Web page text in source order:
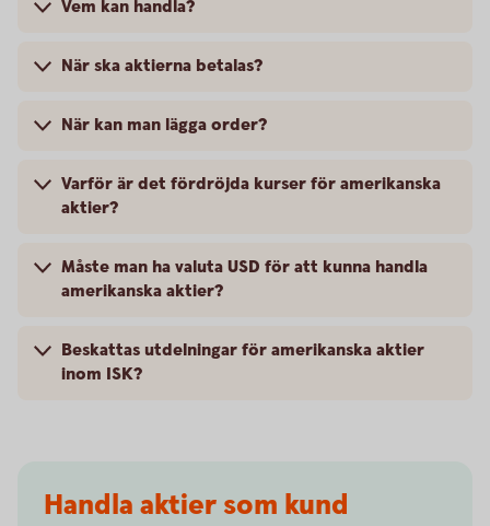
Vem kan handla?
När ska aktierna betalas?
När kan man lägga order?
Varför är det fördröjda kurser för amerikanska
aktier?
Måste man ha valuta USD för att kunna handla
amerikanska aktier?
Beskattas utdelningar för amerikanska aktier
inom ISK?
Handla aktier som kund